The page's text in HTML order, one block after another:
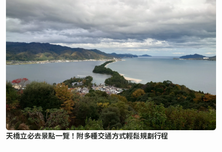
天橋立必去景點一覽！附多種交通方式輕鬆規劃行程